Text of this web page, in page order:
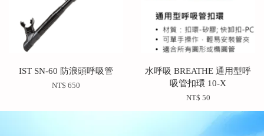
IST SN-60 防浪頭呼吸管
NT$ 650
水呼吸 BREATHE 通用型呼
吸管扣環 10-X
NT$ 50